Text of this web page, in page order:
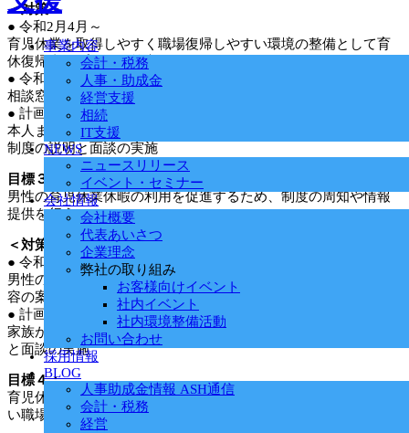
事業内容
会計・税務
人事・助成金
経営支援
相続
IT支援
NEWS
ニュースリリース
イベント・セミナー
会社情報
会社概要
代表あいさつ
企業理念
弊社の取り組み
お客様向けイベント
社内イベント
社内環境整備活動
お問い合わせ
採用情報
BLOG
人事助成金情報 ASH通信
会計・税務
経営
＜対策＞
● 令和2月4月～
育児休業を取得しやすく職場復帰しやすい環境の整備として育
休復帰支援プランを策定する。
● 令和2年4月～
相談窓口の設置
● 計画期間内随時
本人または家族が子を出産する予定の社員に対しての育児休業
制度の説明と面談の実施
目標３：
男性の育児休業休暇の利用を促進するため、制度の周知や情報
提供を行う。
＜対策＞
● 令和2年4月～
男性の育児休業休暇を取得しやすい職場風土作りの為、取組内
容の案内を作成、掲示
● 計画期間内随時
家族が子を出産する予定の社員に対しての育児休業制度の説明
と面談の実施
目標４：
育児休業等を取得した女性従業員が就業を継続し、復帰しやす
い職場環境を整えるための取り組みを行う。